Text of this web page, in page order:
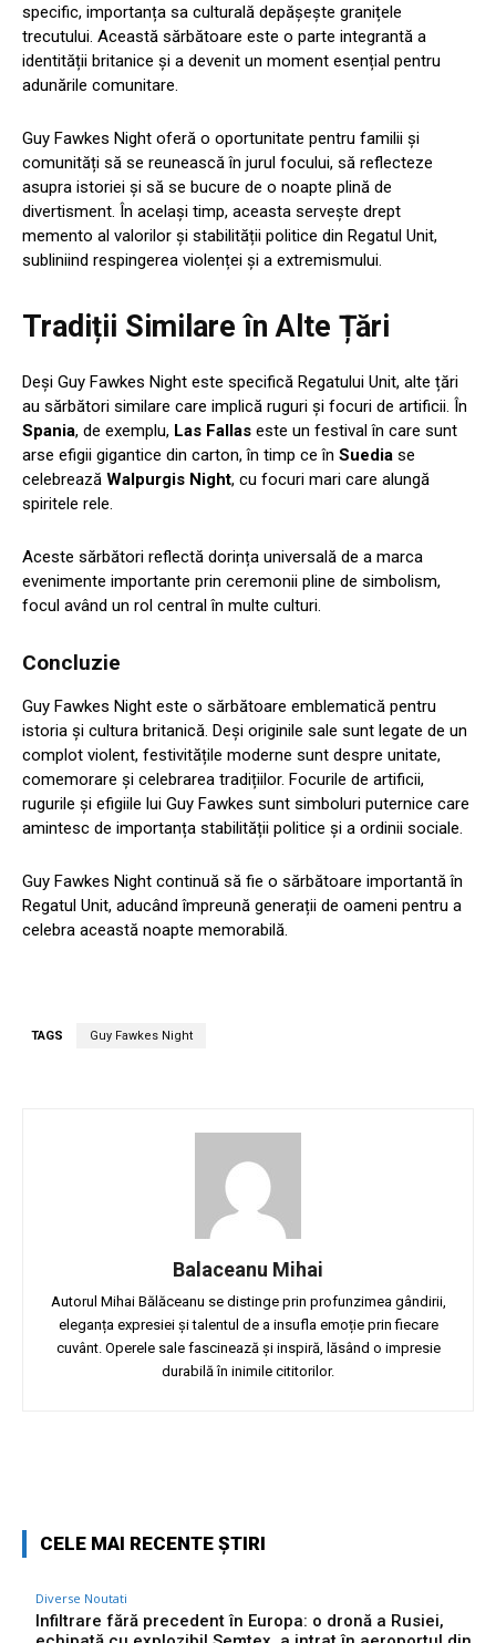
specific, importanța sa culturală depășește granițele
trecutului. Această sărbătoare este o parte integrantă a
identității britanice și a devenit un moment esențial pentru
adunările comunitare.
Guy Fawkes Night oferă o oportunitate pentru familii și
comunități să se reunească în jurul focului, să reflecteze
asupra istoriei și să se bucure de o noapte plină de
divertisment. În același timp, aceasta servește drept
memento al valorilor și stabilității politice din Regatul Unit,
subliniind respingerea violenței și a extremismului.
Tradiții Similare în Alte Țări
Deși Guy Fawkes Night este specifică Regatului Unit, alte țări
au sărbători similare care implică ruguri și focuri de artificii. În
Spania, de exemplu, Las Fallas este un festival în care sunt
arse efigii gigantice din carton, în timp ce în Suedia se
celebrează Walpurgis Night, cu focuri mari care alungă
spiritele rele.
Aceste sărbători reflectă dorința universală de a marca
evenimente importante prin ceremonii pline de simbolism,
focul având un rol central în multe culturi.
Concluzie
Guy Fawkes Night este o sărbătoare emblematică pentru
istoria și cultura britanică. Deși originile sale sunt legate de un
complot violent, festivitățile moderne sunt despre unitate,
comemorare și celebrarea tradițiilor. Focurile de artificii,
rugurile și efigiile lui Guy Fawkes sunt simboluri puternice care
amintesc de importanța stabilității politice și a ordinii sociale.
Guy Fawkes Night continuă să fie o sărbătoare importantă în
Regatul Unit, aducând împreună generații de oameni pentru a
celebra această noapte memorabilă.
TAGS Guy Fawkes Night
Balaceanu Mihai
Autorul Mihai Bălăceanu se distinge prin profunzimea gândirii,
eleganța expresiei și talentul de a insufla emoție prin fiecare
cuvânt. Operele sale fascinează și inspiră, lăsând o impresie
durabilă în inimile cititorilor.
CELE MAI RECENTE ȘTIRI
Diverse Noutati
Infiltrare fără precedent în Europa: o dronă a Rusiei,